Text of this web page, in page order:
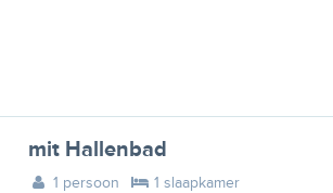
mit Hallenbad
1 persoon 1 slaapkamer